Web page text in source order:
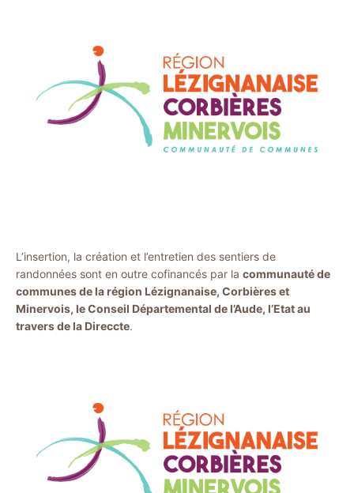
L’insertion, la création et l’entretien des sentiers de
randonnées sont en outre cofinancés par la communauté de
communes de la région Lézignanaise, Corbières et
Minervois, le Conseil Départemental de l’Aude, l’Etat au
travers de la Direccte.